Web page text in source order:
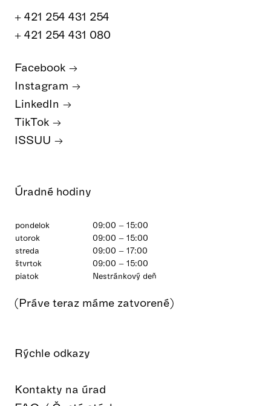
Rýchle odkazy
Kontakty na úrad
Úradné hodiny
pondelok
09:00 – 15:00
utorok
09:00 – 15:00
streda
09:00 – 17:00
štvrtok
09:00 – 15:00
piatok
Nestránkový deň
(Práve teraz máme zatvorené)
+ 421 254 431 254
+ 421 254 431 080
Facebook
Instagram
LinkedIn
TikTok
ISSUU